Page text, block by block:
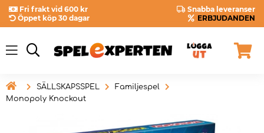
Fri frakt vid 600 kr
Snabba leveranser
Öppet köp 30 dagar
ERBJUDANDEN
 SÄLLSKAPSSPEL
Familjespel
Monopoly Knockout